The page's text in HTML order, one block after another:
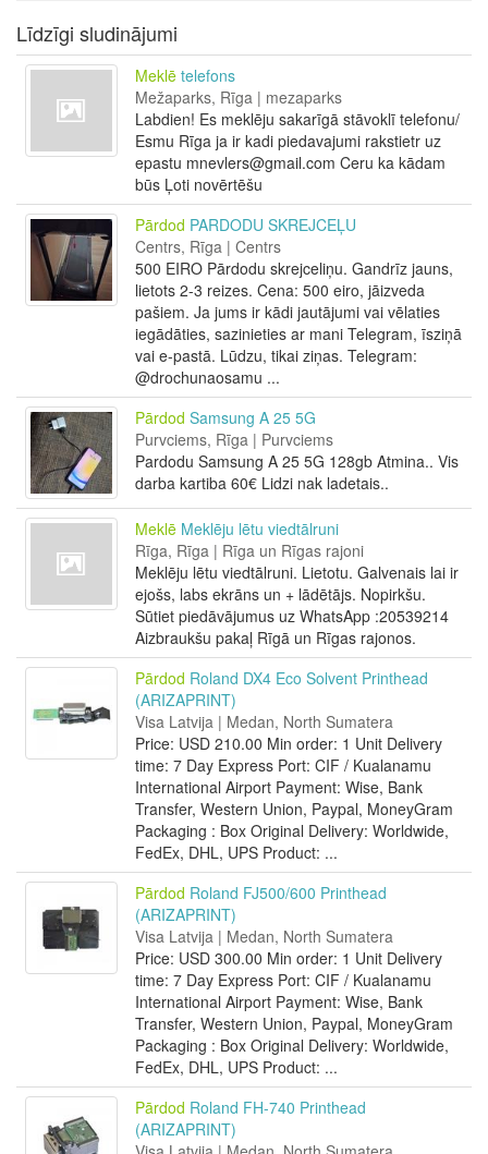
Līdzīgi sludinājumi
Meklē telefons
Mežaparks, Rīga | mezaparks
Labdien! Es meklēju sakarīgā stāvoklī telefonu/
Esmu Rīga ja ir kadi piedavajumi rakstietr uz
epastu mnevlers@gmail.com Ceru ka kādam
būs Ļoti novērtēšu
Pārdod PARDODU SKREJCEĻU
Centrs, Rīga | Centrs
500 EIRO Pārdodu skrejceliņu. Gandrīz jauns,
lietots 2-3 reizes. Cena: 500 eiro, jāizveda
pašiem. Ja jums ir kādi jautājumi vai vēlaties
iegādāties, sazinieties ar mani Telegram, īsziņā
vai e-pastā. Lūdzu, tikai ziņas. Telegram:
@drochunaosamu ...
Pārdod Samsung A 25 5G
Purvciems, Rīga | Purvciems
Pardodu Samsung A 25 5G 128gb Atmina.. Vis
darba kartiba 60€ Lidzi nak ladetais..
Meklē Meklēju lētu viedtālruni
Rīga, Rīga | Rīga un Rīgas rajoni
Meklēju lētu viedtālruni. Lietotu. Galvenais lai ir
ejošs, labs ekrāns un + lādētājs. Nopirkšu.
Sūtiet piedāvājumus uz WhatsApp :20539214
Aizbraukšu pakaļ Rīgā un Rīgas rajonos.
Pārdod Roland DX4 Eco Solvent Printhead
(ARIZAPRINT)
Visa Latvija | Medan, North Sumatera
Price: USD 210.00 Min order: 1 Unit Delivery
time: 7 Day Express Port: CIF / Kualanamu
International Airport Payment: Wise, Bank
Transfer, Western Union, Paypal, MoneyGram
Packaging : Box Original Delivery: Worldwide,
FedEx, DHL, UPS Product: ...
Pārdod Roland FJ500/600 Printhead
(ARIZAPRINT)
Visa Latvija | Medan, North Sumatera
Price: USD 300.00 Min order: 1 Unit Delivery
time: 7 Day Express Port: CIF / Kualanamu
International Airport Payment: Wise, Bank
Transfer, Western Union, Paypal, MoneyGram
Packaging : Box Original Delivery: Worldwide,
FedEx, DHL, UPS Product: ...
Pārdod Roland FH-740 Printhead
(ARIZAPRINT)